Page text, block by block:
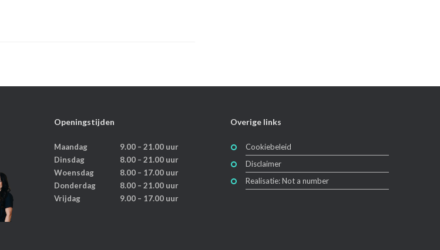
Openingstijden
Maandag
9.00 – 21.00 uur
Dinsdag
8.00 – 21.00 uur
Woensdag
8.00 – 17.00 uur
Donderdag
8.00 – 21.00 uur
Vrijdag
9.00 – 17.00 uur
Overige links
Cookiebeleid
Disclaimer
Realisatie: Not a number